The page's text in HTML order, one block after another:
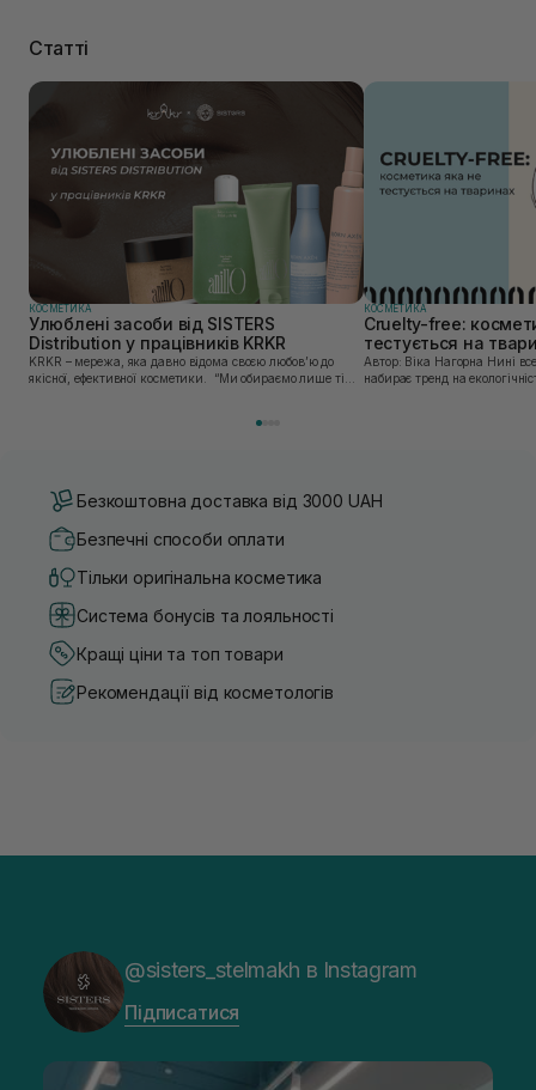
Статті
КОСМЕТИКА
Улюблені засоби від SISTERS
Distribution у працівників KRKR
KRKR – мережа, яка давно відома своєю любов’ю до
якісної, ефективної косметики. “Ми обираємо лише ті
КОСМЕТИКА
Cruelty-free:
тестується на
Автор: Віка Нагорна Нині все більшої популярності
набирає тренд на
Безкоштовна доставка від 3000 UAH
Безпечні способи оплати
Тільки оригінальна косметика
Система бонусів та лояльності
Кращі ціни та топ товари
Рекомендації від косметологів
@sisters_stelmakh в Instagram
Підписатися